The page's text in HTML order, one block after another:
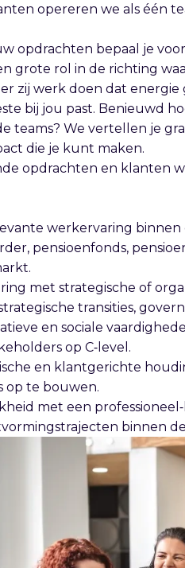
opereren we als één
opdrachten bepaal je
grote rol in de richting
zij werk doen dat
bij jou past. Benieuwd
teams? We vertellen je
die je kunt maken.
opdrachten en klanten
werkervaring
pensioenfonds,
met strategische of
transities,
en sociale
op C‑level.
en klantgerichte
op te bouwen.
met een
binnen